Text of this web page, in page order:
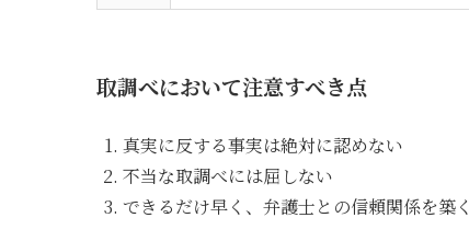
取調べにおいて注意すべき点
真実に反する事実は絶対に認めない
不当な取調べには屈しない
できるだけ早く、弁護士との信頼関係を築く